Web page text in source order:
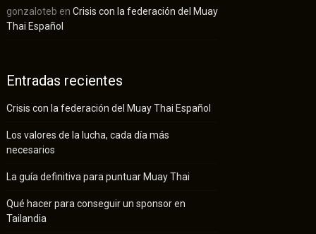
gonzaloteb en Crisis con la federación del Muay
Thai Español
Entradas recientes
Crisis con la federación del Muay Thai Español
Los valores de la lucha, cada día más
necesarios
La guía definitiva para puntuar Muay Thai
Qué hacer para conseguir un sponsor en
Tailandia